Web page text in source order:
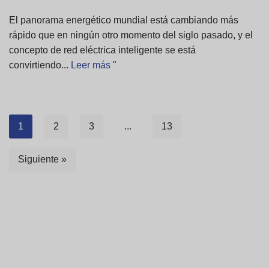
El panorama energético mundial está cambiando más
rápido que en ningún otro momento del siglo pasado, y el
concepto de red eléctrica inteligente se está
convirtiendo... Leer más "
1 2 3 ... 13
Siguiente »